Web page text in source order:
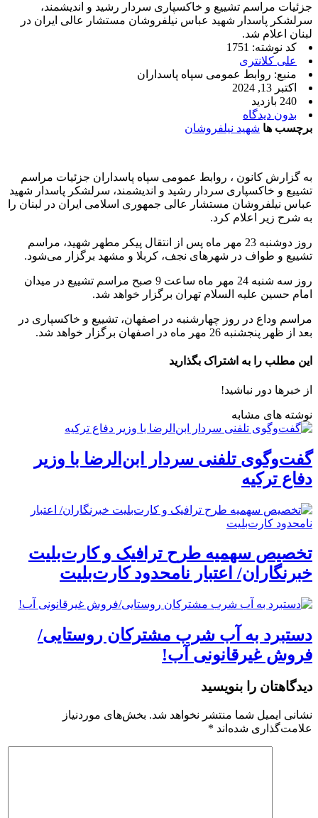
جزئیات مراسم تشییع و خاکسپاری سردار رشید و اندیشمند،
سرلشکر پاسدار شهید عباس نیلفروشان مستشار عالی‌ ایران در
لبنان اعلام شد.
کد نوشته: 1751
علی کلانتری
منبع: روابط عمومی سپاه پاسداران
اکتبر 13, 2024
240 بازدید
بدون دیدگاه
برچسب ها شهید نیلفروشان
به گزارش کانون ، روابط عمومی سپاه پاسداران ‌‌جزئیات مراسم
تشییع و خاکسپاری سردار رشید و اندیشمند، سرلشکر پاسدار شهید
عباس نیلفروشان مستشار عالی جمهوری اسلامی ایران در لبنان را
‌به شرح زیر اعلام کرد.
‌روز دوشنبه 23 مهر ماه پس از انتقال پیکر مطهر شهید، مراسم
تشییع و طواف در شهرهای نجف، کربلا و مشهد برگزار می‌شود.
روز سه شنبه 24 مهر ماه ساعت 9 صبح مراسم تشییع در میدان
امام حسین علیه السلام تهران برگزار خواهد شد.
مراسم وداع در روز چهارشنبه در اصفهان، تشییع و خاکسپاری در
بعد از ظهر پنجشنبه 26 مهر ماه در اصفهان برگزار خواهد شد.
این مطلب را به اشتراک بگذارید
از خبرها دور نباشید!
نوشته های مشابه
گفت‌وگوی تلفنی سردار ابن‌الرضا با وزیر
دفاع ترکیه
تخصیص سهمیه طرح ترافیک و کارت‌بلیت
خبرنگاران/ اعتبار نامحدود کارت‌بلیت
دستبرد به آب شرب مشترکان روستایی/
فروش غیرقانونی آب!
دیدگاهتان را بنویسید
نشانی ایمیل شما منتشر نخواهد شد. بخش‌های موردنیاز
علامت‌گذاری شده‌اند *